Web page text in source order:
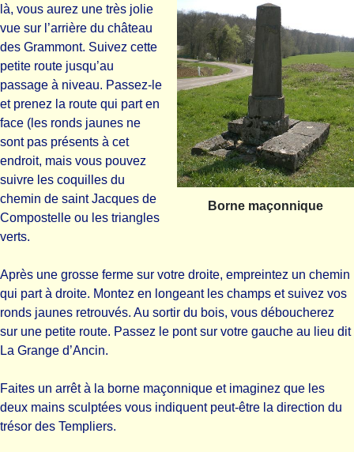
Borne maçonnique
là, vous aurez une très jolie
vue sur l’arrière du château
des Grammont. Suivez cette
petite route jusqu’au
passage à niveau. Passez-le
et prenez la route qui part en
face (les ronds jaunes ne
sont pas présents à cet
endroit, mais vous pouvez
suivre les coquilles du
chemin de saint Jacques de
Compostelle ou les triangles
verts.
Après une grosse ferme sur votre droite, empreintez un chemin
qui part à droite. Montez en longeant les champs et suivez vos
ronds jaunes retrouvés. Au sortir du bois, vous déboucherez
sur une petite route. Passez le pont sur votre gauche au lieu dit
La Grange d’Ancin.
Faites un arrêt à la borne maçonnique et imaginez que les
deux mains sculptées vous indiquent peut-être la direction du
trésor des Templiers.